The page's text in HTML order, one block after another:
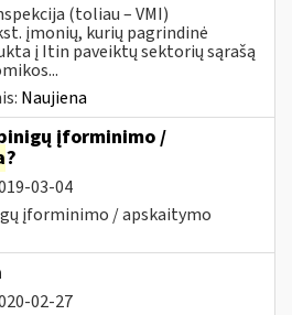
(toliau – VMI)
įmonių, kurių pagrindinė
į Itin paveiktų sektorių sąrašą
Naujiena
įforminimo /
?
03-04
įforminimo / apskaitymo
02-27